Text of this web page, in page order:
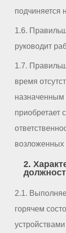
подчиняется
1.6.
руководит
1.7.
время
назначенным
приобретает
возложенных
2.
2.1.
горячем